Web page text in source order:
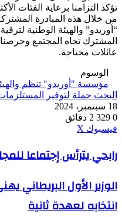
تؤكد التزامنا برعاية الفئات
من خلال هذه المبادرة
“أوريدو” والهيئة الوطنية
المشترك تجاه المجتمع
عائلات محتاجة.
الوسوم
مؤسسة "أوريدو" تنظم
البحث حملة لتوفير
18 سبتمبر، 2024
0
2 دقائق
فيسبوك ‫X
رابحي
يترأس
للمجلس
التنفيذي
رابحي يترأس إجتماعا
الوزير
الأول
البريطاني
الوزير الأول البريطاني
انتخابه لعهدة ثانية